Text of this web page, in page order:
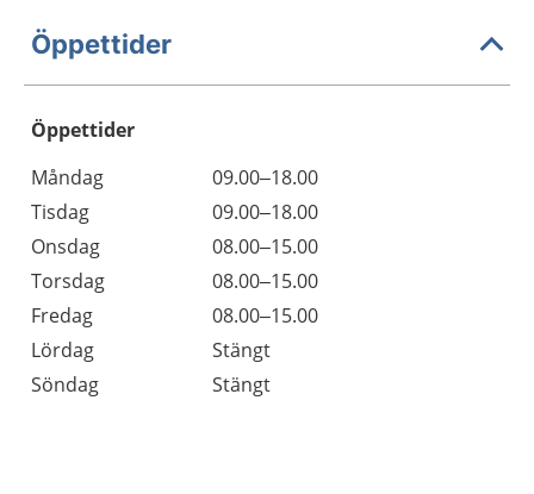
Öppettider
Öppettider
Dag
Öppettider
Kommentarer
Måndag
09.00–18.00
Tisdag
09.00–18.00
Onsdag
08.00–15.00
Torsdag
08.00–15.00
Fredag
08.00–15.00
Lördag
Stängt
Söndag
Stängt